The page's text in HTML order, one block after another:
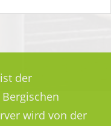
ist der
wird von der